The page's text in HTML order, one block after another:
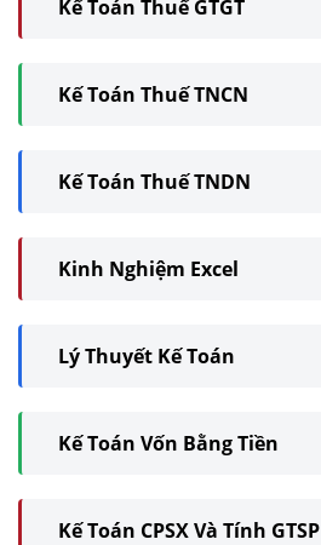
Kế Toán Thuế GTGT
Kế Toán Thuế TNCN
Kế Toán Thuế TNDN
Kinh Nghiệm Excel
Lý Thuyết Kế Toán
Kế Toán Vốn Bằng Tiền
Kế Toán CPSX Và Tính GTSP